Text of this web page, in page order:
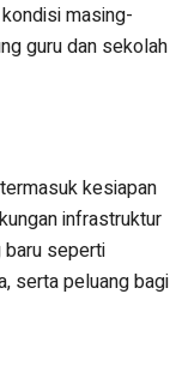
masing-
guru dan sekolah
kesiapan
infrastruktur
baru seperti
serta peluang bagi